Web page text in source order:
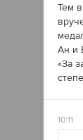
Тем
Ан и
«За
10:11